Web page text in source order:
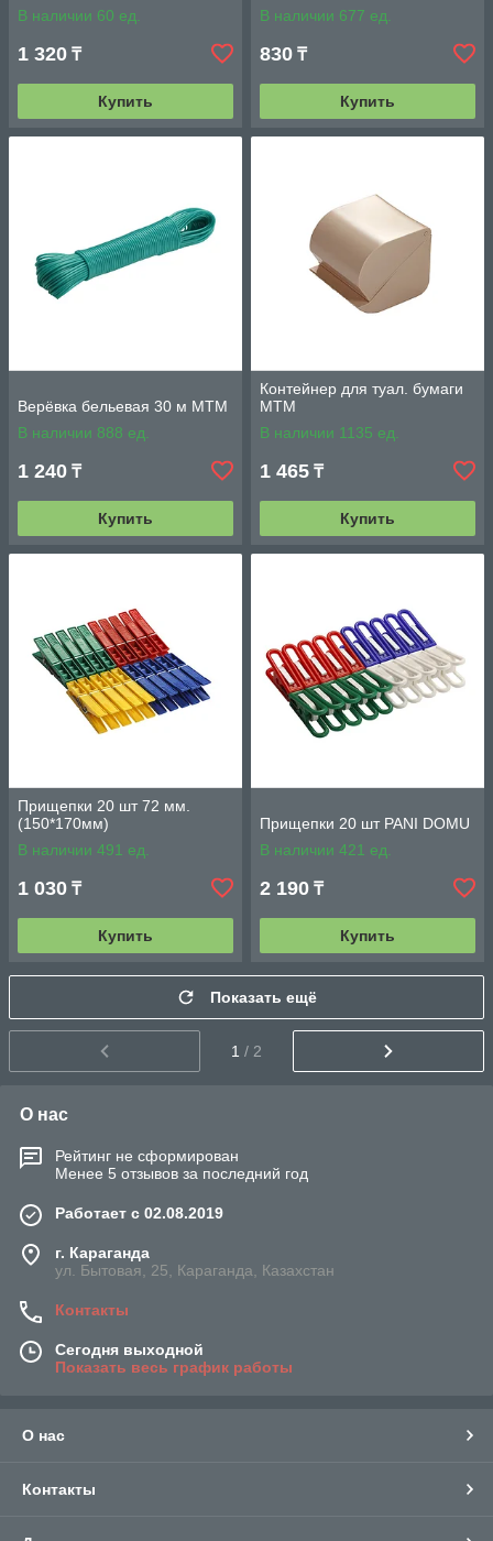
В наличии 60 ед.
1 320 ₸
Купить
В наличии 677 ед.
830 ₸
Купить
Верёвка бельевая 30 м МТМ
В наличии 888 ед.
1 240 ₸
Купить
Контейнер для туал. бумаги
MTM
В наличии 1135 ед.
1 465 ₸
Купить
Прищепки 20 шт 72 мм.
(150*170мм)
В наличии 491 ед.
1 030 ₸
Купить
Прищепки 20 шт PANI DOMU
В наличии 421 ед.
2 190 ₸
Купить
Показать ещё
1 / 2
О нас
Рейтинг не сформирован
Менее 5 отзывов за последний год
Работает с 02.08.2019
г. Караганда
ул. Бытовая, 25, Караганда, Казахстан
Контакты
Сегодня выходной
Показать весь график работы
О нас
Контакты